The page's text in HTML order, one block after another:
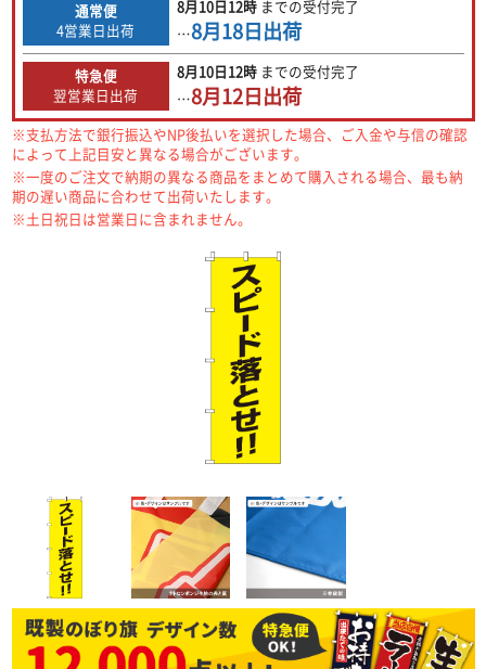
通常便
4営業日出荷
8月10日12時 までの受付完了
…8月18日出荷
特急便
翌営業日出荷
8月10日12時 までの受付完了
…8月12日出荷
※支払方法で銀行振込やNP後払いを選択した場合、ご入金や与信の確認
によって上記目安と異なる場合がございます。
※一度のご注文で納期の異なる商品をまとめて購入される場合、最も納
期の遅い商品に合わせて出荷いたします。
※土日祝日は営業日に含まれません。